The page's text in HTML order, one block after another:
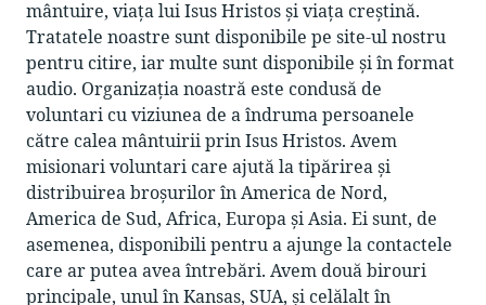
mântuire, viața lui Isus Hristos și viața creștină.
Tratatele noastre sunt disponibile pe site-ul nostru
pentru citire, iar multe sunt disponibile și în format
audio. Organizația noastră este condusă de
voluntari cu viziunea de a îndruma persoanele
către calea mântuirii prin Isus Hristos. Avem
misionari voluntari care ajută la tipărirea și
distribuirea broșurilor în America de Nord,
America de Sud, Africa, Europa și Asia. Ei sunt, de
asemenea, disponibili pentru a ajunge la contactele
care ar putea avea întrebări. Avem două birouri
principale, unul în Kansas, SUA, și celălalt în